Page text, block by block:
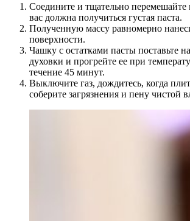
Соедините и тщательно
вас должна получиться густая паста.
Полученную массу равномерно
поверхности.
Чашку с остатками пасты поставьте
духовки и прогрейте ее при
течение 45 минут.
Выключите газ, дождитесь, когда
соберите загрязнения и пену чистой